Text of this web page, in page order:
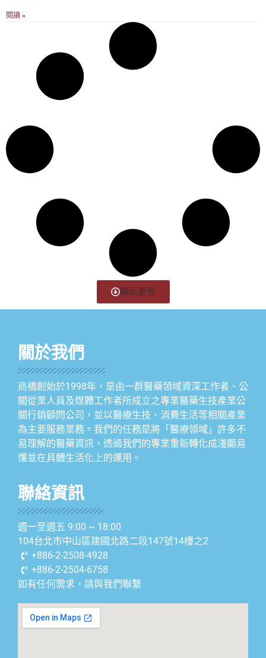
閱讀 »
顯示更多
關於我們
商橋創始於1998年，是由一群醫藥領域資深工作者、公
關從業人員及媒體工作者所成立之專業醫藥生技產業公
關行銷顧問公司，並以醫療生技、消費生活等相關產業
為主要服務業務。我們的任務是將「醫療領域」許多不
易理解的醫藥資訊，透過我們的專業重新轉化成淺顯易
懂並在具體生活化上的運用。
聯絡資訊
週一至週五 9:00 ~ 18:00
104台北市中山區建國北路二段147號14樓之2
+886-2-2508-4928
+886-2-2504-6758
如有任何需求，請與我們聯繫